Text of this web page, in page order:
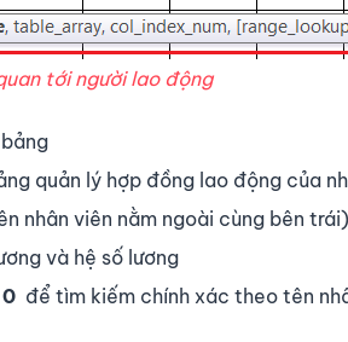
tới người lao động
quản lý hợp đồng lao động của
nhân viên nằm ngoài cùng bên trái)
và hệ số lương
0 để tìm kiếm chính xác theo tên